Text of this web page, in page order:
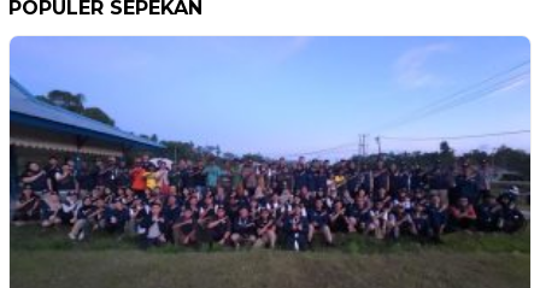
POPULER SEPEKAN